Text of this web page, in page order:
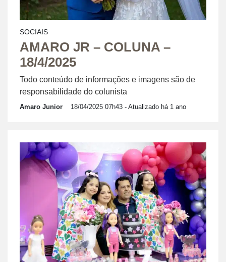
SOCIAIS
AMARO JR – COLUNA –
18/4/2025
Todo conteúdo de informações e imagens são de
responsabilidade do colunista
Amaro Junior 18/04/2025 07h43 - Atualizado há 1 ano